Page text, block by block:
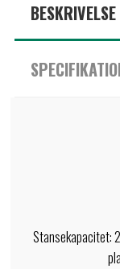
BESKRIVELSE
Stansekapacitet: